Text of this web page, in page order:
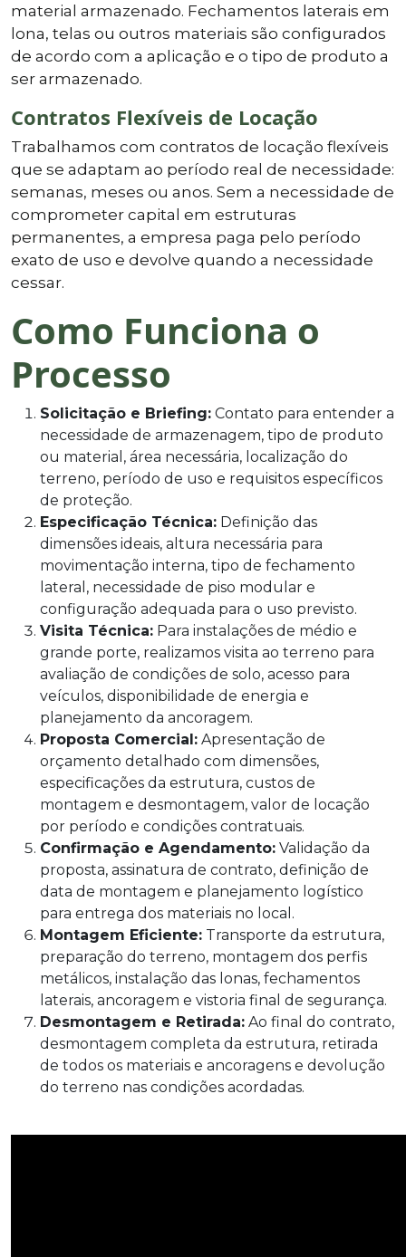
material armazenado. Fechamentos laterais em
lona, telas ou outros materiais são configurados
de acordo com a aplicação e o tipo de produto a
ser armazenado.
Contratos Flexíveis de Locação
Trabalhamos com contratos de locação flexíveis
que se adaptam ao período real de necessidade:
semanas, meses ou anos. Sem a necessidade de
comprometer capital em estruturas
permanentes, a empresa paga pelo período
exato de uso e devolve quando a necessidade
cessar.
Como Funciona o
Processo
Solicitação e Briefing: Contato para entender a
necessidade de armazenagem, tipo de produto
ou material, área necessária, localização do
terreno, período de uso e requisitos específicos
de proteção.
Especificação Técnica: Definição das
dimensões ideais, altura necessária para
movimentação interna, tipo de fechamento
lateral, necessidade de piso modular e
configuração adequada para o uso previsto.
Visita Técnica: Para instalações de médio e
grande porte, realizamos visita ao terreno para
avaliação de condições de solo, acesso para
veículos, disponibilidade de energia e
planejamento da ancoragem.
Proposta Comercial: Apresentação de
orçamento detalhado com dimensões,
especificações da estrutura, custos de
montagem e desmontagem, valor de locação
por período e condições contratuais.
Confirmação e Agendamento: Validação da
proposta, assinatura de contrato, definição de
data de montagem e planejamento logístico
para entrega dos materiais no local.
Montagem Eficiente: Transporte da estrutura,
preparação do terreno, montagem dos perfis
metálicos, instalação das lonas, fechamentos
laterais, ancoragem e vistoria final de segurança.
Desmontagem e Retirada: Ao final do contrato,
desmontagem completa da estrutura, retirada
de todos os materiais e ancoragens e devolução
do terreno nas condições acordadas.